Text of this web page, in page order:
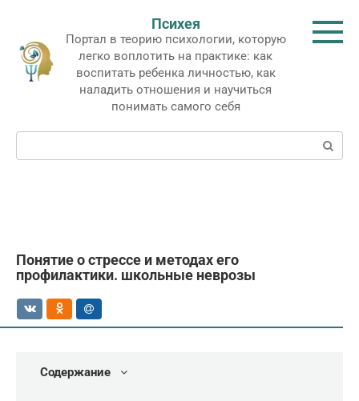
контенту
Психея
Портал в теорию психологии, которую
легко воплотить на практике: как
воспитать ребенка личностью, как
наладить отношения и научиться
понимать самого себя
Поиск:
Понятие о стрессе и методах его
профилактики. школьные неврозы
Содержание